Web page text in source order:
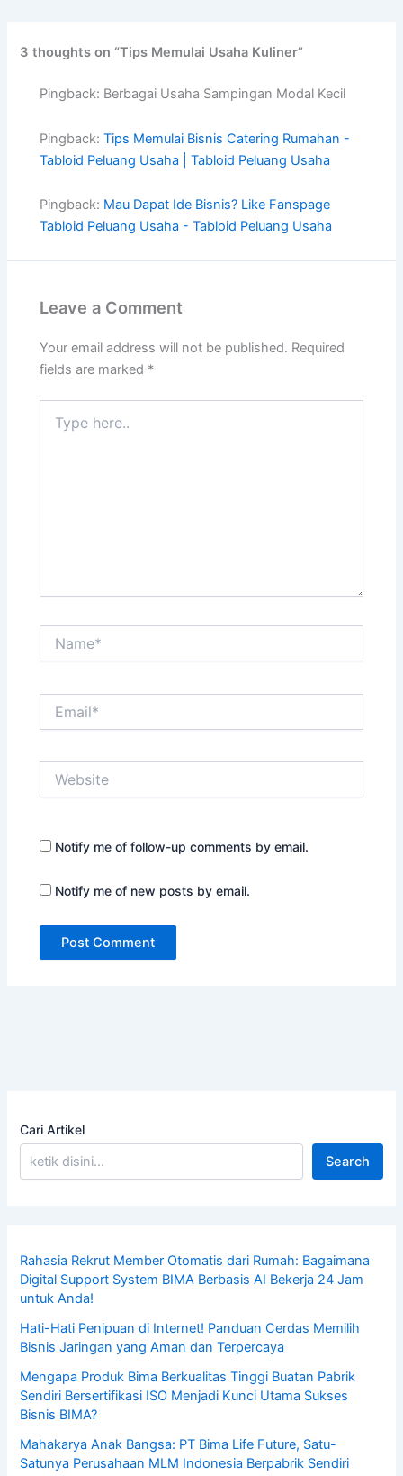
3 thoughts on “Tips Memulai Usaha Kuliner”
Pingback: Berbagai Usaha Sampingan Modal Kecil
Pingback:Tips Memulai Bisnis Catering Rumahan -
Tabloid Peluang Usaha | Tabloid Peluang Usaha
Pingback: Mau Dapat Ide Bisnis? Like Fanspage
Tabloid Peluang Usaha - Tabloid Peluang Usaha
Leave a Comment
Your email address will not be published. Required
fields are marked *
here..
Notify me of follow-up comments by email.
Notify me of new posts by email.
Cari Artikel
Search
Rahasia Rekrut Member Otomatis dari Rumah: Bagaimana
Digital Support System BIMA Berbasis AI Bekerja 24 Jam
untuk Anda!
Hati-Hati Penipuan di Internet! Panduan Cerdas Memilih
Bisnis Jaringan yang Aman dan Terpercaya
Mengapa Produk Bima Berkualitas Tinggi Buatan Pabrik
Sendiri Bersertifikasi ISO Menjadi Kunci Utama Sukses
Bisnis BIMA?
Mahakarya Anak Bangsa: PT Bima Life Future, Satu-
Satunya Perusahaan MLM Indonesia Berpabrik Sendiri